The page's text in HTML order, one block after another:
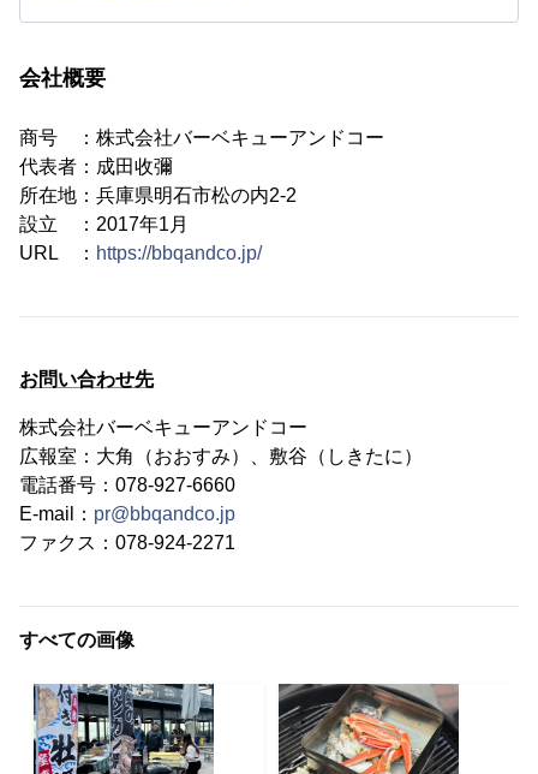
会社概要
商号 ：株式会社バーベキューアンドコー
代表者：成田收彌
所在地：兵庫県明石市松の内2-2
設立 ：2017年1月
URL ： https://bbqandco.jp/
お問い合わせ先
株式会社バーベキューアンドコー
広報室：大角（おおすみ）、敷谷（しきたに）
電話番号：078-927-6660
E-mail： pr@bbqandco.jp
ファクス：078-924-2271
すべての画像